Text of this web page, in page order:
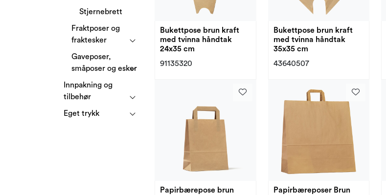
Stjernebrett
Fraktposer og
fraktesker
Gaveposer,
småposer og esker
Innpakning og
tilbehør
Eget trykk
Bukettpose brun kraft
med tvinna håndtak
24x35 cm
91135320
Bukettpose brun kraft
med tvinna håndtak
35x35 cm
43640507
Papirbærepose brun
Papirbæreposer Brun